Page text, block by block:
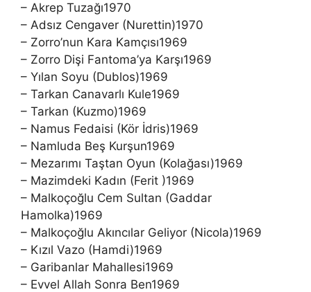
– Akrep Tuzağı1970
– Adsız Cengaver (Nurettin)1970
– Zorro’nun Kara Kamçısı1969
– Zorro Dişi Fantoma’ya Karşı1969
– Yılan Soyu (Dublos)1969
– Tarkan Canavarlı Kule1969
– Tarkan (Kuzmo)1969
– Namus Fedaisi (Kör İdris)1969
– Namluda Beş Kurşun1969
– Mezarımı Taştan Oyun (Kolağası)1969
– Mazimdeki Kadın (Ferit )1969
– Malkoçoğlu Cem Sultan (Gaddar
Hamolka)1969
– Malkoçoğlu Akıncılar Geliyor (Nicola)1969
– Kızıl Vazo (Hamdi)1969
– Garibanlar Mahallesi1969
– Evvel Allah Sonra Ben1969